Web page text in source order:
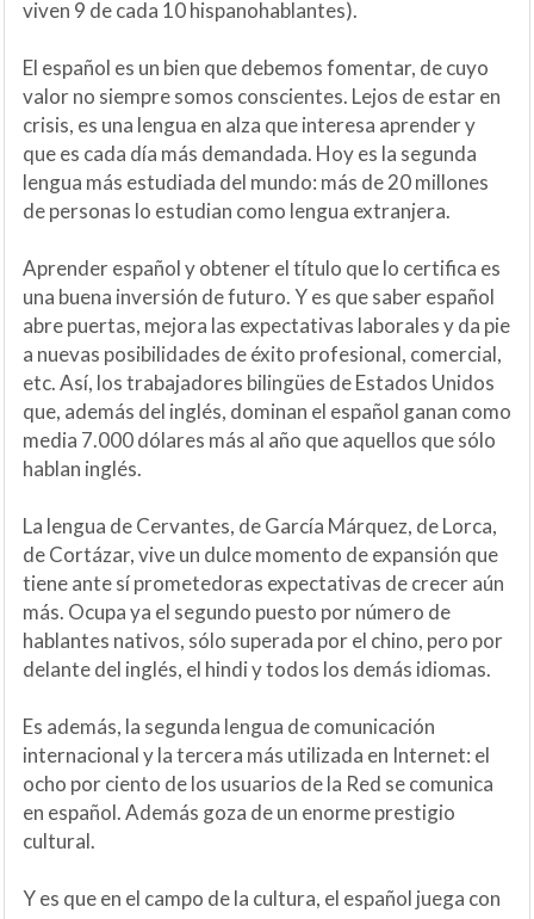
viven 9 de cada 10 hispanohablantes).
El español es un bien que debemos fomentar, de cuyo
valor no siempre somos conscientes. Lejos de estar en
crisis, es una lengua en alza que interesa aprender y
que es cada día más demandada. Hoy es la segunda
lengua más estudiada del mundo: más de 20 millones
de personas lo estudian como lengua extranjera.
Aprender español y obtener el título que lo certifica es
una buena inversión de futuro. Y es que saber español
abre puertas, mejora las expectativas laborales y da pie
a nuevas posibilidades de éxito profesional, comercial,
etc. Así, los trabajadores bilingües de Estados Unidos
que, además del inglés, dominan el español ganan como
media 7.000 dólares más al año que aquellos que sólo
hablan inglés.
La lengua de Cervantes, de García Márquez, de Lorca,
de Cortázar, vive un dulce momento de expansión que
tiene ante sí prometedoras expectativas de crecer aún
más. Ocupa ya el segundo puesto por número de
hablantes nativos, sólo superada por el chino, pero por
delante del inglés, el hindi y todos los demás idiomas.
Es además, la segunda lengua de comunicación
internacional y la tercera más utilizada en Internet: el
ocho por ciento de los usuarios de la Red se comunica
en español. Además goza de un enorme prestigio
cultural.
Y es que en el campo de la cultura, el español juega con